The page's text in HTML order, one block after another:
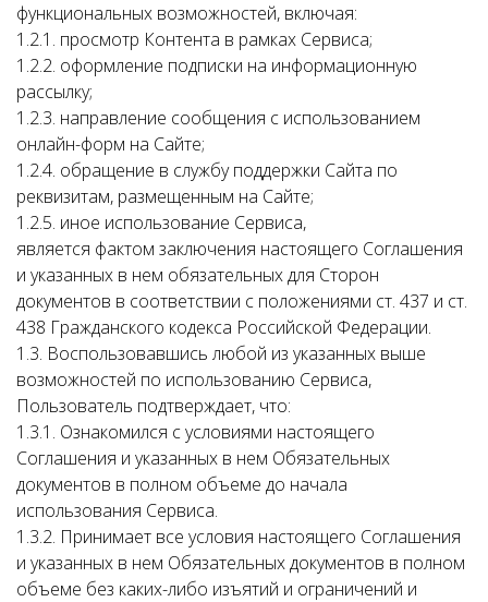
функциональных возможностей, включая:
1.2.1. просмотр Контента в рамках Сервиса;
1.2.2. оформление подписки на информационную
рассылку;
1.2.3. направление сообщения с использованием
онлайн-форм на Сайте;
1.2.4. обращение в службу поддержки Сайта по
реквизитам, размещенным на Сайте;
1.2.5. иное использование Сервиса,
является фактом заключения настоящего Соглашения
и указанных в нем обязательных для Сторон
документов в соответствии с положениями ст. 437 и ст.
438 Гражданского кодекса Российской Федерации.
1.3. Воспользовавшись любой из указанных выше
возможностей по использованию Сервиса,
Пользователь подтверждает, что:
1.3.1. Ознакомился с условиями настоящего
Соглашения и указанных в нем Обязательных
документов в полном объеме до начала
использования Сервиса.
1.3.2. Принимает все условия настоящего Соглашения
и указанных в нем Обязательных документов в полном
объеме без каких-либо изъятий и ограничений и